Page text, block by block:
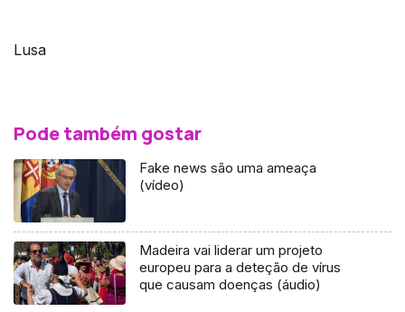
Lusa
Pode também gostar
Fake news são uma ameaça
(vídeo)
Madeira vai liderar um projeto
europeu para a deteção de vírus
que causam doenças (áudio)